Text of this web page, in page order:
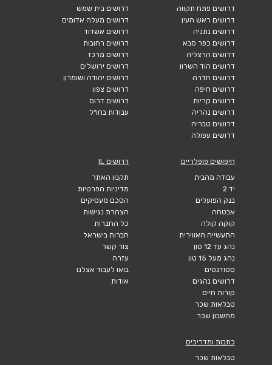
דרושים פתח תקווה
דרושים ראש העין
דרושים נתניה
דרושים כפר סבא
דרושים הרצליה
דרושים הוד השרון
דרושים חדרה
דרושים חיפה
דרושים קריות
דרושים נהריה
דרושים טבריה
דרושים עפולה
דרושים בית שמש
דרושים מעלה אדומים
דרושים אשדוד
דרושים רחובות
דרושים מרכז
דרושים ירושלים
דרושים יהודה ושומרון
דרושים צפון
דרושים דרום
עבודות בחו"ל
חיפושים פופלריים
עבודה מהבית
יד 2
בנק הפועלים
אבטחה
קוקה קולה
התעשייה האווירית
נהג עד 12 טון
נהג מעל 15 טון
סטודנטים
דרושים נהגים
קורות חיים
טבלאות שכר
מחשבון שכר
דרושים IL
תקנון האתר
מדיניות הפרטיות
הסכם מעסיקים
הצהרת נגישות
כל החברות
חברות בישראל
צור קשר
עזרה
בואו לעבוד אצלנו
אודות
כתבות ומדריכים
טבלאות שכר